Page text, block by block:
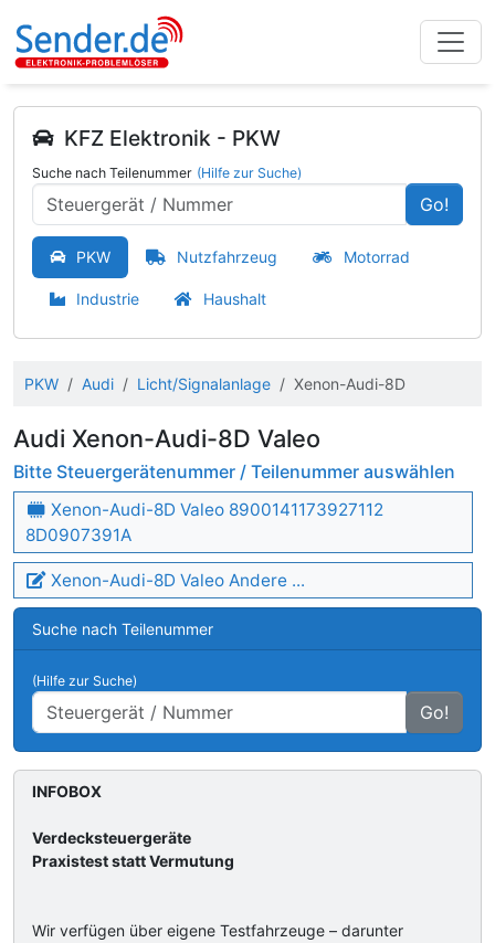
KFZ Elektronik - PKW
Suche nach Teilenummer (Hilfe zur Suche)
Go!
PKW Nutzfahrzeug Motorrad
Industrie Haushalt
PKW Audi Licht/Signalanlage Xenon-Audi-8D
Audi Xenon-Audi-8D Valeo
Bitte Steuergerätenummer / Teilenummer auswählen
Xenon-Audi-8D Valeo 8900141173927112
8D0907391A
Xenon-Audi-8D Valeo Andere ...
Suche nach Teilenummer
(Hilfe zur Suche)
Go!
INFOBOX
Verdecksteuergeräte
Praxistest statt Vermutung
Wir verfügen über eigene Testfahrzeuge – darunter